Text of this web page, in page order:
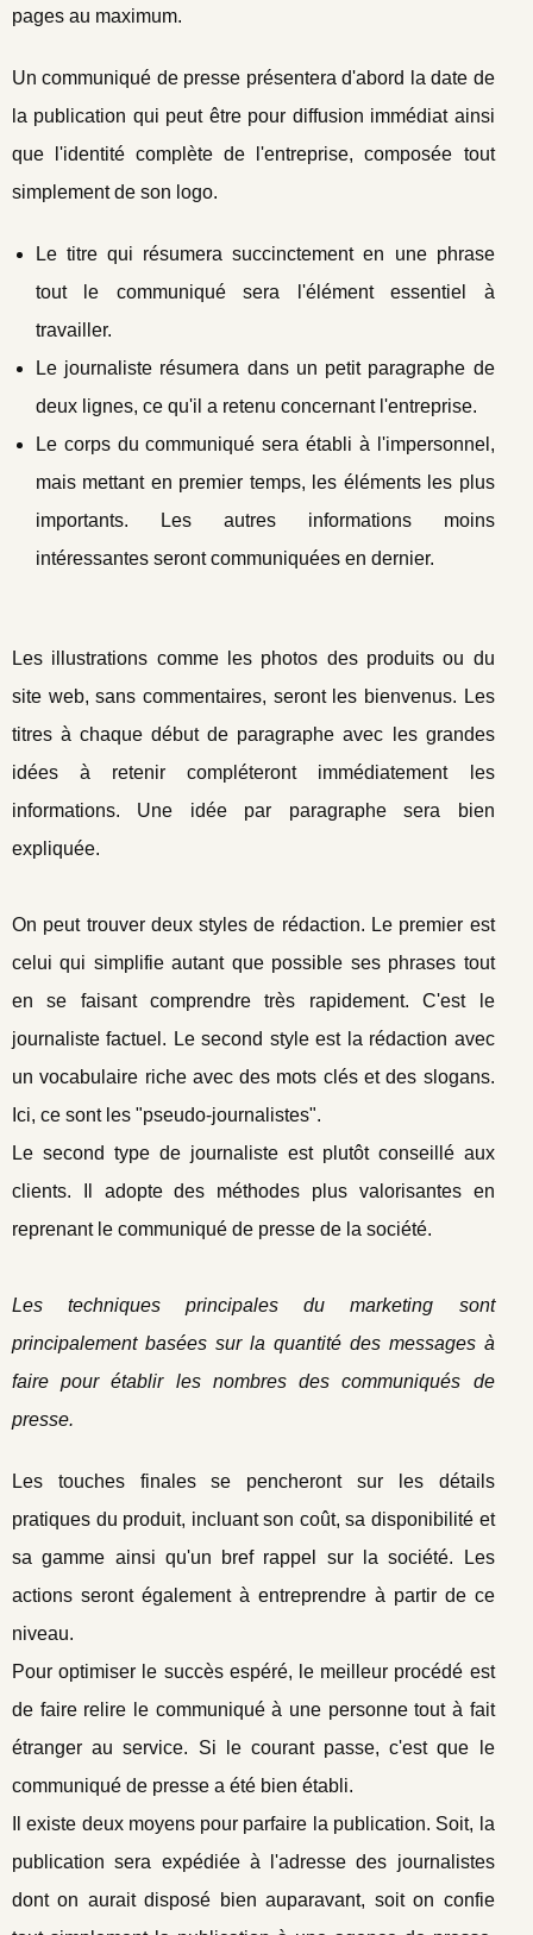
pages au maximum.
Un communiqué de presse présentera d'abord la date de
la publication qui peut être pour diffusion immédiat ainsi
que l'identité complète de l'entreprise, composée tout
simplement de son logo.
Le titre qui résumera succinctement en une phrase
tout le communiqué sera l'élément essentiel à
travailler.
Le journaliste résumera dans un petit paragraphe de
deux lignes, ce qu'il a retenu concernant l'entreprise.
Le corps du communiqué sera établi à l'impersonnel,
mais mettant en premier temps, les éléments les plus
importants. Les autres informations moins
intéressantes seront communiquées en dernier.
Les illustrations comme les photos des produits ou du
site web, sans commentaires, seront les bienvenus. Les
titres à chaque début de paragraphe avec les grandes
idées à retenir compléteront immédiatement les
informations. Une idée par paragraphe sera bien
expliquée.
On peut trouver deux styles de rédaction. Le premier est
celui qui simplifie autant que possible ses phrases tout
en se faisant comprendre très rapidement. C'est le
journaliste factuel. Le second style est la rédaction avec
un vocabulaire riche avec des mots clés et des slogans.
Ici, ce sont les "pseudo-journalistes".
Le second type de journaliste est plutôt conseillé aux
clients. Il adopte des méthodes plus valorisantes en
reprenant le communiqué de presse de la société.
Les techniques principales du marketing sont
principalement basées sur la quantité des messages à
faire pour établir les nombres des communiqués de
presse.
Les touches finales se pencheront sur les détails
pratiques du produit, incluant son coût, sa disponibilité et
sa gamme ainsi qu'un bref rappel sur la société. Les
actions seront également à entreprendre à partir de ce
niveau.
Pour optimiser le succès espéré, le meilleur procédé est
de faire relire le communiqué à une personne tout à fait
étranger au service. Si le courant passe, c'est que le
communiqué de presse a été bien établi.
Il existe deux moyens pour parfaire la publication. Soit, la
publication sera expédiée à l'adresse des journalistes
dont on aurait disposé bien auparavant, soit on confie